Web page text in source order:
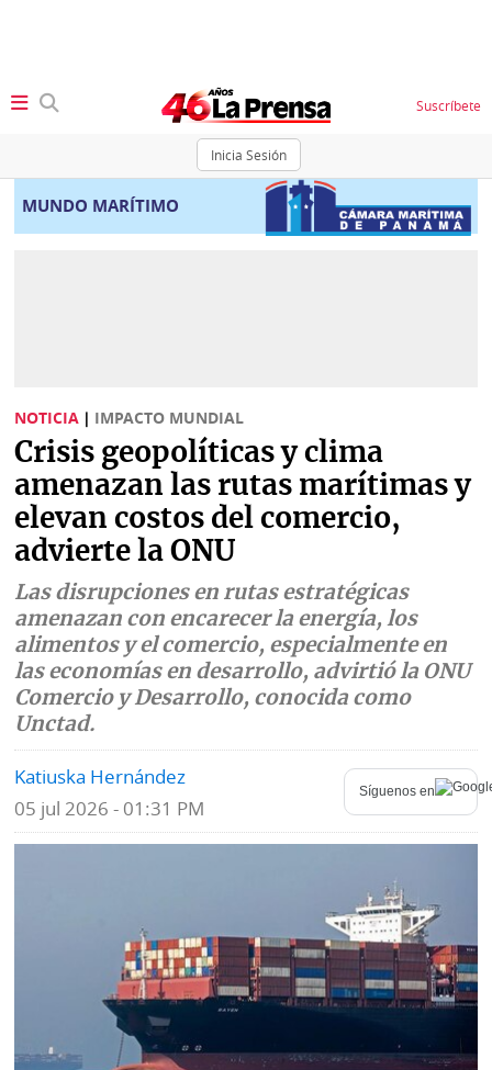
Inicia Sesión
Suscríbete
SECCIONES
Economía
Mundo
Deportes
Tecnología
Ponle
la
Vivir+
Opinión
Blogs
Fotografías
Videos
Fe
de
Historias
Buscador
Comunicados
Contenido
marcas
RSS
MUNDO MARÍTIMO
NOTICIA | IMPACTO MUNDIAL
Crisis geopolíticas y clima
amenazan las rutas marítimas y
elevan costos del comercio,
advierte la ONU
Las disrupciones en rutas estratégicas
amenazan con encarecer la energía, los
alimentos y el comercio, especialmente en
las economías en desarrollo, advirtió la ONU
Comercio y Desarrollo, conocida como
Unctad.
Katiuska Hernández
05 jul 2026 - 01:31 PM
Síguenos en